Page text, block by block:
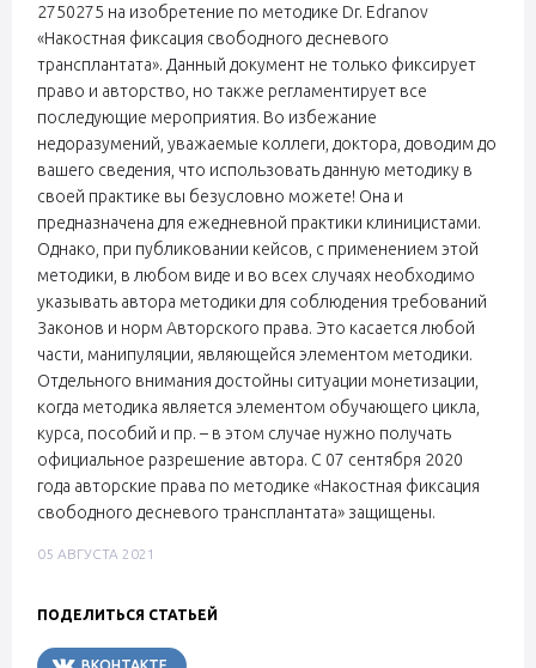
2750275 на изобретение по методике Dr. Edranov
«Накостная фиксация свободного десневого
трансплантата». Данный документ не только фиксирует
право и авторство, но также регламентирует все
последующие мероприятия. Во избежание
недоразумений, уважаемые коллеги, доктора, доводим до
вашего сведения, что использовать данную методику в
своей практике вы безусловно можете! Она и
предназначена для ежедневной практики клиницистами.
Однако, при публиковании кейсов, с применением этой
методики, в любом виде и во всех случаях необходимо
указывать автора методики для соблюдения требований
Законов и норм Авторского права. Это касается любой
части, манипуляции, являющейся элементом методики.
Отдельного внимания достойны ситуации монетизации,
когда методика является элементом обучающего цикла,
курса, пособий и пр. – в этом случае нужно получать
официальное разрешение автора. С 07 сентября 2020
года авторские права по методике «Накостная фиксация
свободного десневого трансплантата» защищены.
05 АВГУСТА 2021
ПОДЕЛИТЬСЯ СТАТЬЕЙ
ВКОНТАКТЕ